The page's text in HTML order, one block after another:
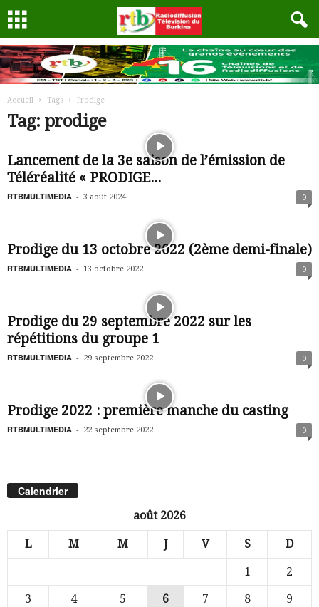
Accueil Tags Prodige
Tag: prodige
Lancement de la 3e saison de l’émission de
Téléréalité « PRODIGE...
RTBMULTIMEDIA - 3 août 2024 0
Prodige du 13 octobre 2022 (2ème demi-finale)
RTBMULTIMEDIA - 13 octobre 2022 0
Prodige du 29 septembre 2022 sur les
répétitions du groupe 1
RTBMULTIMEDIA - 29 septembre 2022 0
Prodige 2022 : première manche du casting
RTBMULTIMEDIA - 22 septembre 2022 0
Calendrier
août 2026
L M M J V S D
1
2
3
4 5 6 7 8
9